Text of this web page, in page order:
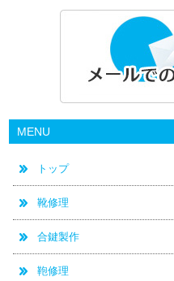
MENU
トップ
靴修理
合鍵製作
鞄修理